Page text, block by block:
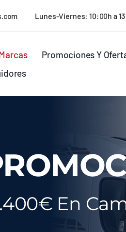
Lunes-Viernes: 10:00h a
Promociones Y
En